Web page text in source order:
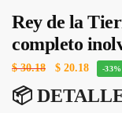
Rey de la
completo
$30.18 $ 20.18 -33%
📦